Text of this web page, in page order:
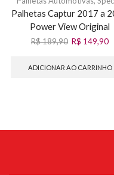
Palhetas Captur 2017 a
Power View Original
R$189,90 R$ 149,90
ADICIONAR AO CARRINHO